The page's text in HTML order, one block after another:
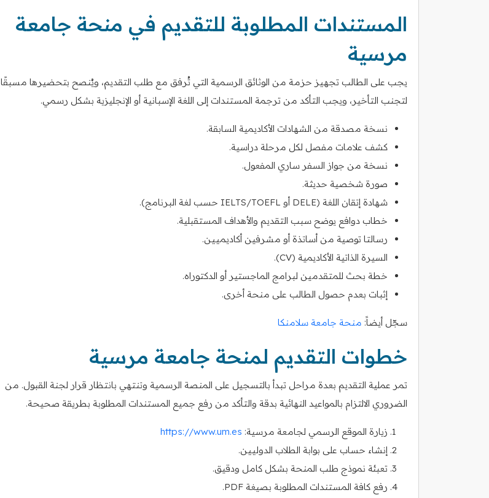
المستندات المطلوبة للتقديم في منحة جامعة
مرسية
يجب على الطالب تجهيز حزمة من الوثائق الرسمية التي تُرفق مع طلب التقديم، ويُنصح بتحضيرها مسبقًا
لتجنب التأخير، ويجب التأكد من ترجمة المستندات إلى اللغة الإسبانية أو الإنجليزية بشكل رسمي.
نسخة مصدقة من الشهادات الأكاديمية السابقة.
كشف علامات مفصل لكل مرحلة دراسية.
نسخة من جواز السفر ساري المفعول.
صورة شخصية حديثة.
شهادة إتقان اللغة (DELE أو IELTS/TOEFL حسب لغة البرنامج).
خطاب دوافع يوضح سبب التقديم والأهداف المستقبلية.
رسالتا توصية من أساتذة أو مشرفين أكاديميين.
السيرة الذاتية الأكاديمية (CV).
خطة بحث للمتقدمين لبرامج الماجستير أو الدكتوراه.
إثبات بعدم حصول الطالب على منحة أخرى.
سجّل أيضاً: منحة جامعة سلامنكا
خطوات التقديم لمنحة جامعة مرسية
تمر عملية التقديم بعدة مراحل تبدأ بالتسجيل على المنصة الرسمية وتنتهي بانتظار قرار لجنة القبول. من
الضروري الالتزام بالمواعيد النهائية بدقة والتأكد من رفع جميع المستندات المطلوبة بطريقة صحيحة.
زيارة الموقع الرسمي لجامعة مرسية: https://www.um.es
إنشاء حساب على بوابة الطلاب الدوليين.
تعبئة نموذج طلب المنحة بشكل كامل ودقيق.
رفع كافة المستندات المطلوبة بصيغة PDF.